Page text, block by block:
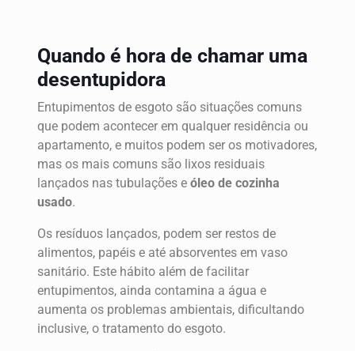
Quando é hora de chamar uma
desentupidora
Entupimentos de esgoto são situações comuns
que podem acontecer em qualquer residência ou
apartamento, e muitos podem ser os motivadores,
mas os mais comuns são lixos residuais
lançados nas tubulações e óleo de cozinha
usado.
Os resíduos lançados, podem ser restos de
alimentos, papéis e até absorventes em vaso
sanitário. Este hábito além de facilitar
entupimentos, ainda contamina a água e
aumenta os problemas ambientais, dificultando
inclusive, o tratamento do esgoto.